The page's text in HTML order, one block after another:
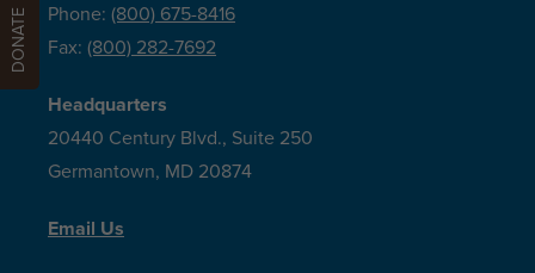
Phone: (800) 675-8416
Fax: (800) 282-7692
Headquarters
20440 Century Blvd., Suite 250
Germantown, MD 20874
Email Us
DONATE